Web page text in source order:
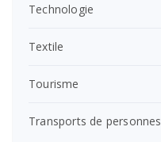
Technologie
Textile
Tourisme
Transports de personnes